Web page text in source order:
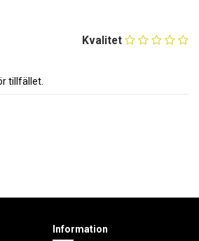
Kvalitet
tillfället.
Information